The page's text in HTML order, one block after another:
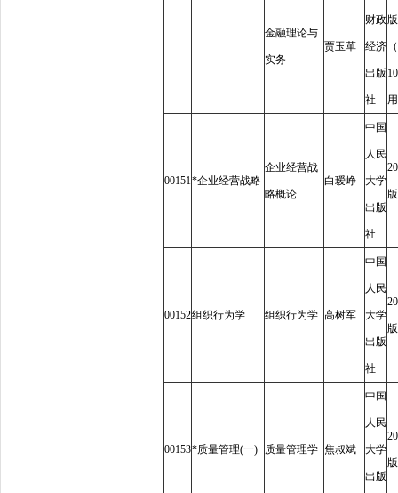
金融理论与
实务
贾玉革
财政
经济
出版
社
版
10
00151*企业经营战略
企业经营战
略概论
白瑷峥
中国
人民
大学
出版
社
版
00152组织行为学 组织行为学 高树军
中国
人民
大学
出版
社
版
00153*质量管理(一) 质量管理学 焦叔斌
中国
人民
大学
出版
版